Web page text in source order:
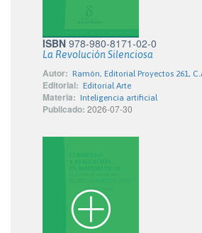
ISBN 978-980-8171-02-0
La Revolución Silenciosa
Autor: Ramón, Editorial Proyectos 261,
Editorial: Editorial Arte
Materia: Inteligencia artificial
Publicado: 2026-07-30